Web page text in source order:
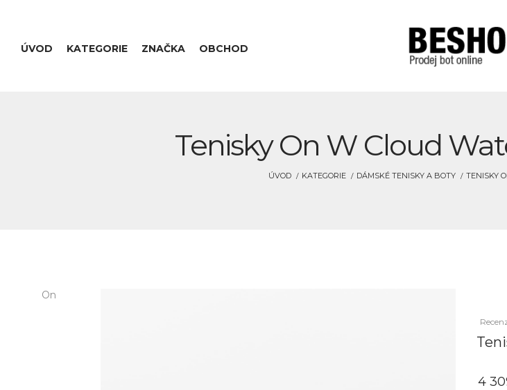
ÚVOD KATEGORIE ZNAČKA OBCHOD
Tenisky On W Cloud
ÚVOD KATEGORIE DÁMSKÉ TENISKY A BOTY TENISKY
On
4